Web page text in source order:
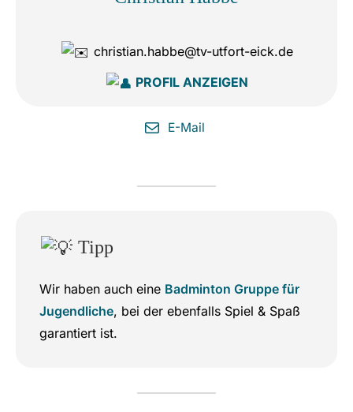
christian.habbe@tv-utfort-eick.de
PROFIL ANZEIGEN
E-Mail
Tipp
Wir haben auch eine Badminton Gruppe für
Jugendliche, bei der ebenfalls Spiel & Spaß
garantiert ist.